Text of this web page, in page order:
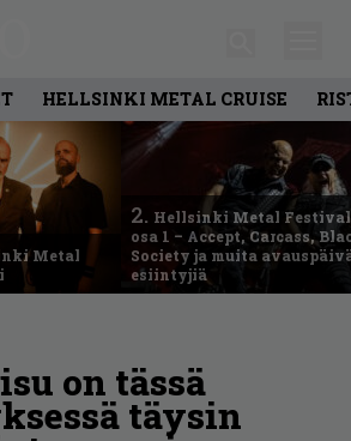
HELLSINKI METAL CRUISE
Metal
2. Hellsinki Metal
osa 1 – Accept, Carcass,
Society ja muita
esiintyjiä
on tässä
täysin